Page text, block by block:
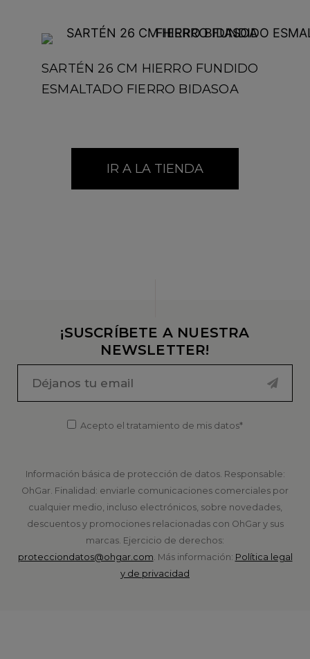
SARTÉN 26 CM HIERRO FUNDIDO
ESMALTADO FIERRO BIDASOA
IR A LA TIENDA
¡SUSCRÍBETE A NUESTRA
NEWSLETTER!
Acepto el tratamiento de mis datos*
Información básica de protección de datos. Responsable:
OhGar. Finalidad: enviarle comunicaciones comerciales por
cualquier medio, incluso electrónicos, sobre novedades,
descuentos y promociones relacionadas con OhGar y sus
marcas. Ejercicio de derechos:
protecciondatos@ohgar.com. Más información: Política legal
y de privacidad